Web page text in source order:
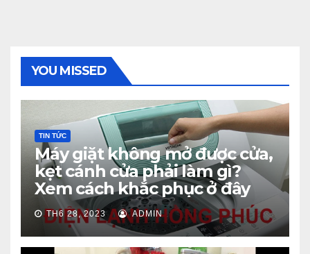
YOU MISSED
TIN TỨC
Máy giặt không mở được cửa,
kẹt cánh cửa phải làm gì?
Xem cách khắc phục ở đây
TH6 28, 2023 ADMIN